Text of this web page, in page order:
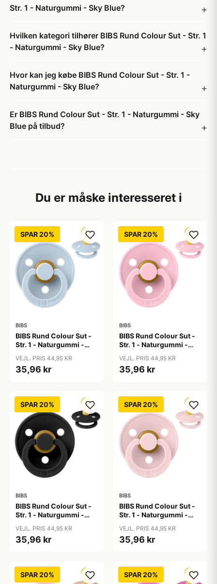
Str. 1 - Naturgummi - Sky Blue?
Hvilken kategori tilhører BIBS Rund Colour Sut - Str. 1
- Naturgummi - Sky Blue?
Hvor kan jeg købe BIBS Rund Colour Sut - Str. 1 -
Naturgummi - Sky Blue?
Er BIBS Rund Colour Sut - Str. 1 - Naturgummi - Sky
Blue på tilbud?
Du er måske interesseret i
SPAR 20%
BIBS
BIBS Rund Colour Sut -
Str. 1 - Naturgummi -
VEJL. PRIS 44,95 KR
35,96 kr
SPAR 20%
BIBS
BIBS Rund Colour Sut -
Str. 1 - Naturgummi -
VEJL. PRIS 44,95 KR
35,96 kr
SPAR 20%
BIBS
BIBS Rund Colour Sut -
Str. 1 - Naturgummi -
VEJL. PRIS 44,95 KR
35,96 kr
SPAR 20%
BIBS
BIBS Rund Colour Sut -
Str. 1 - Naturgummi -
VEJL. PRIS 44,95 KR
35,96 kr
SPAR 20% SPAR 20%